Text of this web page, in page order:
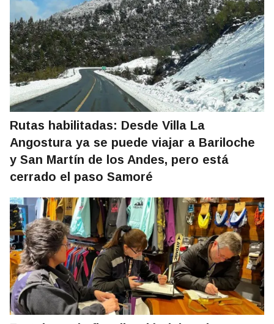
Rutas habilitadas: Desde Villa La
Angostura ya se puede viajar a Bariloche
y San Martín de los Andes, pero está
cerrado el paso Samoré